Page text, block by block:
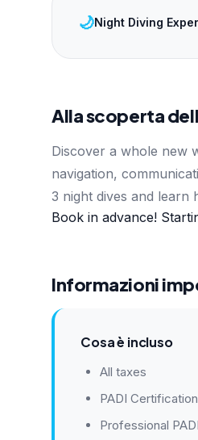
🌙Night Diving
Alla scoperta
Discover a whole new
navigation,
3 night dives and learn
Book in advance!
Informazioni
Cosa è incluso
All taxes
PADI Certification
Professional